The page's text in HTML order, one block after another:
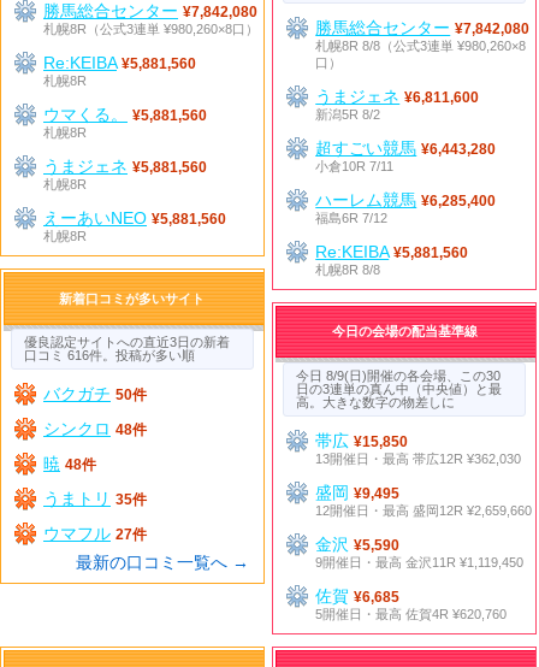
勝馬総合センター ¥7,842,080
札幌8R（公式3連単 ¥980,260×8口）
Re:KEIBA ¥5,881,560
札幌8R
ウマくる。
¥5,881,560
札幌8R
うまジェネ ¥5,881,560
札幌8R
えーあいNEO ¥5,881,560
札幌8R
勝馬総合センター ¥7,842,080
札幌8R 8/8（公式3連単 ¥980,260×8
口）
うまジェネ ¥6,811,600
新潟5R 8/2
超すごい競馬 ¥6,443,280
小倉10R 7/11
ハーレム競馬 ¥6,285,400
福島6R 7/12
Re:KEIBA ¥5,881,560
札幌8R 8/8
新着口コミが多いサイト
優良認定サイトへの直近3日の新着
口コミ 616件。投稿が多い順
バクガチ 50件
シンクロ 48件
暁 48件
うまトリ 35件
ウマフル 27件
最新の口コミ一覧へ →
今日の会場の配当基準線
今日 8/9(日)開催の各会場、この30
日の3連単の真ん中（中央値）と最
高。大きな数字の物差しに
帯広¥15,850
13開催日・最高 帯広12R ¥362,030
盛岡¥9,495
12開催日・最高 盛岡12R ¥2,659,660
金沢¥5,590
9開催日・最高 金沢11R ¥1,119,450
佐賀¥6,685
5開催日・最高 佐賀4R ¥620,760